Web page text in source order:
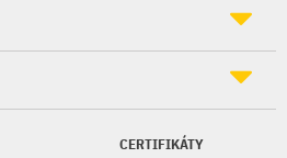
CERTIFIKÁTY